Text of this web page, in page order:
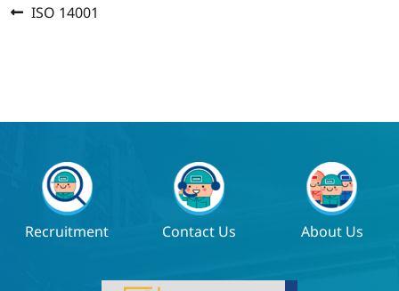
แนะแนว
Previous
ISO 14001
Recruitment Contact Us About Us